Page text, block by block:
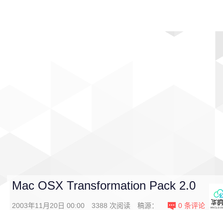
Mac OSX Transformation Pack 2.0
2003年11月20日 00:00 3388 次阅读 稿源： 0 条评论